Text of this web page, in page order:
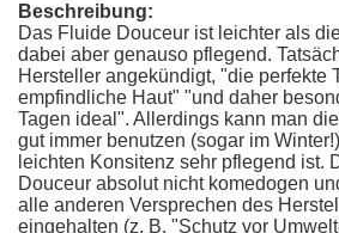
Beschreibung:
Das Fluide Douceur ist leichter als
dabei aber genauso pflegend.
Hersteller angekündigt, "die perfekte
empfindliche Haut" "und daher
Tagen ideal". Allerdings kann man
gut immer benutzen (sogar im
leichten Konsitenz sehr pflegend ist.
Douceur absolut nicht komedogen
alle anderen Versprechen des
eingehalten (z. B. "Schutz vor